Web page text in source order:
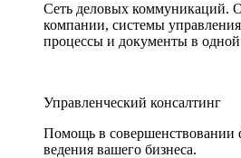
Сеть деловых коммуникаций.
компании, системы
процессы и документы в одной
Управленческий консалтинг
Помощь в совершенствовании
ведения вашего бизнеса.